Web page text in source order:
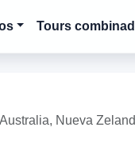
Tours
Nueva